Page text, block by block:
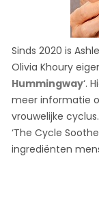
Sinds 2020 is
Olivia Khoury
Hummingway‘.
meer informatie
vrouwelijke
‘The Cycle
ingrediënten